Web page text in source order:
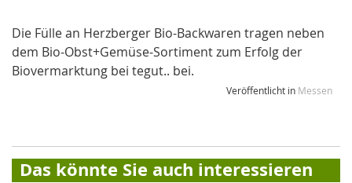
Die Fülle an Herzberger Bio-Backwaren tragen neben
dem Bio-Obst+Gemüse-Sortiment zum Erfolg der
Biovermarktung bei tegut.. bei.
Veröffentlicht in Messen
Das könnte Sie auch interessieren